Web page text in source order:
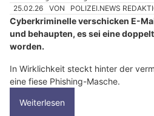
25.02.26 VON POLIZEI.NEWS
Cyberkriminelle verschicken E-
und behaupten, es sei eine
worden.
In Wirklichkeit steckt hinter der
eine fiese Phishing-Masche.
Weiterlesen